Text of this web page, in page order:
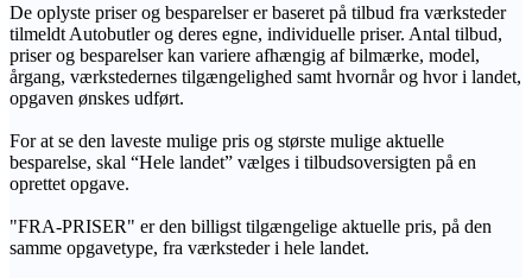
De oplyste priser og besparelser er baseret på tilbud fra værksteder
tilmeldt Autobutler og deres egne, individuelle priser. Antal tilbud,
priser og besparelser kan variere afhængig af bilmærke, model,
årgang, værkstedernes tilgængelighed samt hvornår og hvor i landet,
opgaven ønskes udført.
For at se den laveste mulige pris og største mulige aktuelle
besparelse, skal “Hele landet” vælges i tilbudsoversigten på en
oprettet opgave.
"FRA-PRISER" er den billigst tilgængelige aktuelle pris, på den
samme opgavetype, fra værksteder i hele landet.